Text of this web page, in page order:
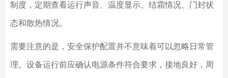
制度，定期查看运行声音、温度显示、结霜情况、门封状
态和散热情况。
需要注意的是，安全保护配置并不意味着可以忽略日常管
理。设备运行前应确认电源条件符合要求，接地良好，周